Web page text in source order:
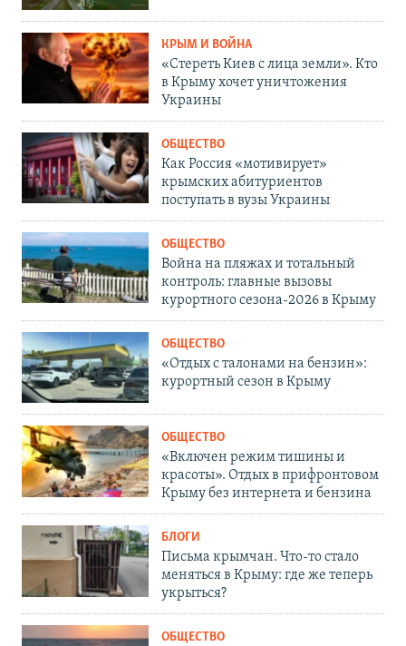
КРЫМ И ВОЙНА
«Стереть Киев с лица земли». Кто
в Крыму хочет уничтожения
Украины
ОБЩЕСТВО
Как Россия «мотивирует»
крымских абитуриентов
поступать в вузы Украины
ОБЩЕСТВО
Война на пляжах и тотальный
контроль: главные вызовы
курортного сезона-2026 в Крыму
ОБЩЕСТВО
«Отдых с талонами на бензин»:
курортный сезон в Крыму
ОБЩЕСТВО
«Включен режим тишины и
красоты». Отдых в прифронтовом
Крыму без интернета и бензина
БЛОГИ
Письма крымчан. Что-то стало
меняться в Крыму: где же теперь
укрыться?
ОБЩЕСТВО